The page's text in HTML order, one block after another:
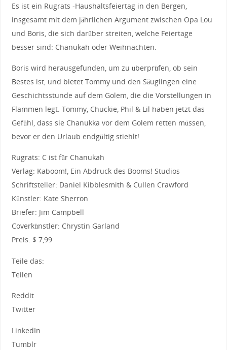
Es ist ein Rugrats -Haushaltsfeiertag in den Bergen,
insgesamt mit dem jährlichen Argument zwischen Opa Lou
und Boris, die sich darüber streiten, welche Feiertage
besser sind: Chanukah oder Weihnachten.
Boris wird herausgefunden, um zu überprüfen, ob sein
Bestes ist, und bietet Tommy und den Säuglingen eine
Geschichtsstunde auf dem Golem, die die Vorstellungen in
Flammen legt. Tommy, Chuckie, Phil & Lil haben jetzt das
Gefühl, dass sie Chanukka vor dem Golem retten müssen,
bevor er den Urlaub endgültig stiehlt!
Rugrats: C ist für Chanukah
Verlag: Kaboom!, Ein Abdruck des Booms! Studios
Schriftsteller: Daniel Kibblesmith & Cullen Crawford
Künstler: Kate Sherron
Briefer: Jim Campbell
Coverkünstler: Chrystin Garland
Preis: $ 7,99
Teile das:
Teilen
Reddit
Twitter
LinkedIn
Tumblr